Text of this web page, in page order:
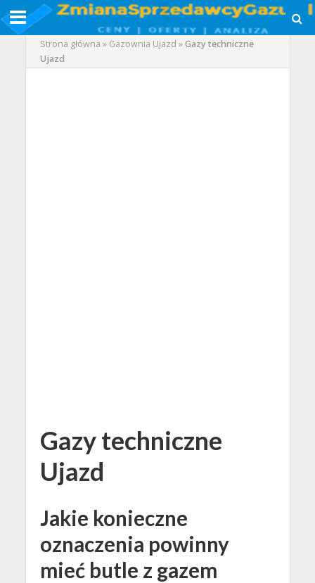
Strona główna » Gazownia Ujazd »Gazy techniczne
Ujazd
Gazy techniczne
Ujazd
Jakie konieczne
oznaczenia powinny
mieć butle z gazem